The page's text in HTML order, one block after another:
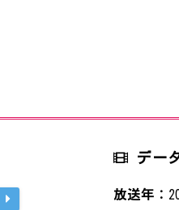
デー
放送年：